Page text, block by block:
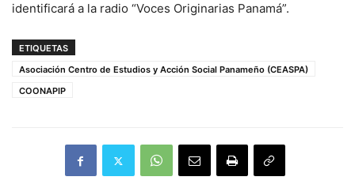
identificará a la radio “Voces Originarias Panamá”.
ETIQUETAS
Asociación Centro de Estudios y Acción Social Panameño (CEASPA)
COONAPIP